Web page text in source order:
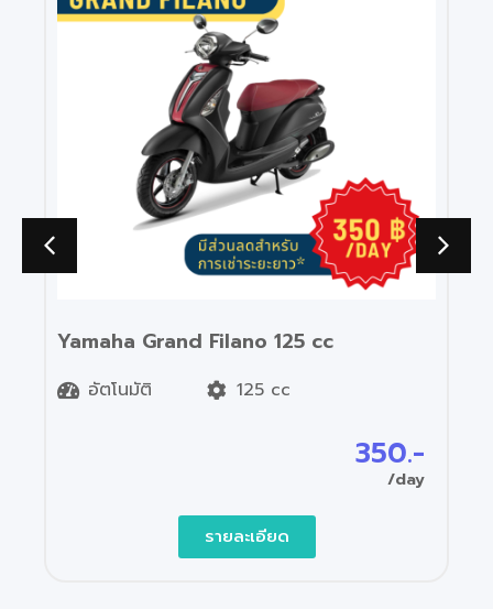
Yamaha Grand Filano 125 cc
อัตโนมัติ 125 cc
350.-
/day
รายละเอียด